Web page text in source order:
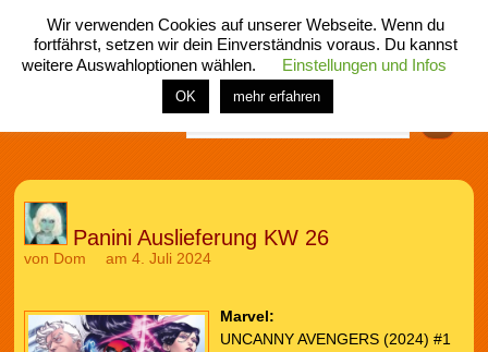
menü
home rubrik buch comic spiel fotos shop
Panini Auslieferung KW 26
von Dom am 4. Juli 2024
Marvel:
UNCANNY AVENGERS (2024) #1
Wir verwenden Cookies auf unserer Webseite. Wenn du
fortfährst, setzen wir dein Einverständnis voraus. Du kannst
weitere Auswahloptionen wählen.
Einstellungen und Infos
OK mehr erfahren